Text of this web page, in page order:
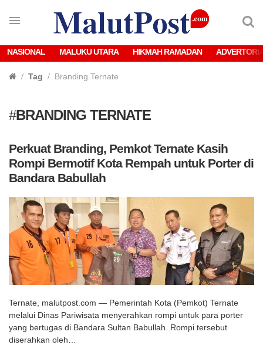
NASIONAL MALUKU UTARA HIKMAH RAMADAN
Tag Branding Ternate
#BRANDING TERNATE
Perkuat Branding, Pemkot Ternate Kasih
Rompi Bermotif Kota Rempah untuk Porter di
Bandara Babullah
Ternate, malutpost.com — Pemerintah Kota (Pemkot) Ternate
melalui Dinas Pariwisata menyerahkan rompi untuk para porter
yang bertugas di Bandara Sultan Babullah. Rompi tersebut
diserahkan oleh…